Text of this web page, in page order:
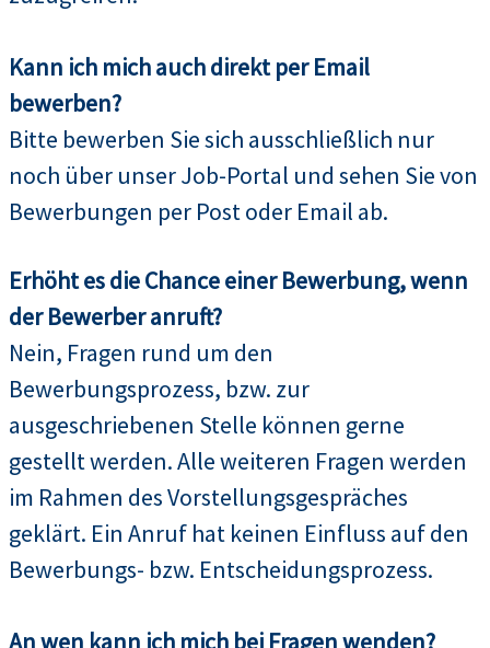
Kann ich mich auch direkt per Email
bewerben?
Bitte bewerben Sie sich ausschließlich nur
noch über unser Job-Portal und sehen Sie von
Bewerbungen per Post oder Email ab.
Erhöht es die Chance einer Bewerbung, wenn
der Bewerber anruft?
Nein, Fragen rund um den
Bewerbungsprozess, bzw. zur
ausgeschriebenen Stelle können gerne
gestellt werden. Alle weiteren Fragen werden
im Rahmen des Vorstellungsgespräches
geklärt. Ein Anruf hat keinen Einfluss auf den
Bewerbungs- bzw. Entscheidungsprozess.
An wen kann ich mich bei Fragen wenden?